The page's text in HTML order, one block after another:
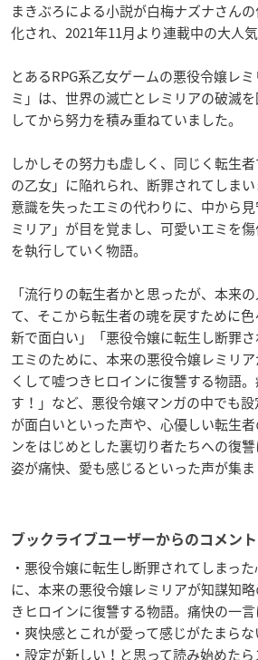
まきぶろによる小説が白梅ナズナさん
化され、2021年11月より連載中の大人気
とあるRPG系乙女ゲームの悪役令嬢レ
ミ」は、世界の滅亡とレミリアの破滅
してから努力を積み重ねていました。
しかしその努力も虚しく、同じく転生
の乙女」に陥れられ、断罪されてしま
意識を失ったエミの代わりに、中から
ミリア」が目を覚まし、可愛いエミを
を執行していく物語。
「流行りの転生者かと思ったが、本来
て、そこから転生者の魂を戻すために
新で面白い」「悪役令嬢に転生し断罪
エミのために、本来の悪役令嬢レミリ
くして嘘つきヒロインに復讐する物語
す！」など、悪役令嬢マンガの中でも
が面白いといった声や、心優しい転生
ンをはじめとした裏切り者たちへの復
姿が痛快、愛も感じるといった声が集ま
ブックライブユーザーからのコメント
・悪役令嬢に転生し断罪されてしまっ
に、本来の悪役令嬢レミリアが知謀知
きヒロインに復讐する物語。痛快の一言
・爽快感とこれが愛って感じがたまらな
・設定が新しい！と思って読み始めた